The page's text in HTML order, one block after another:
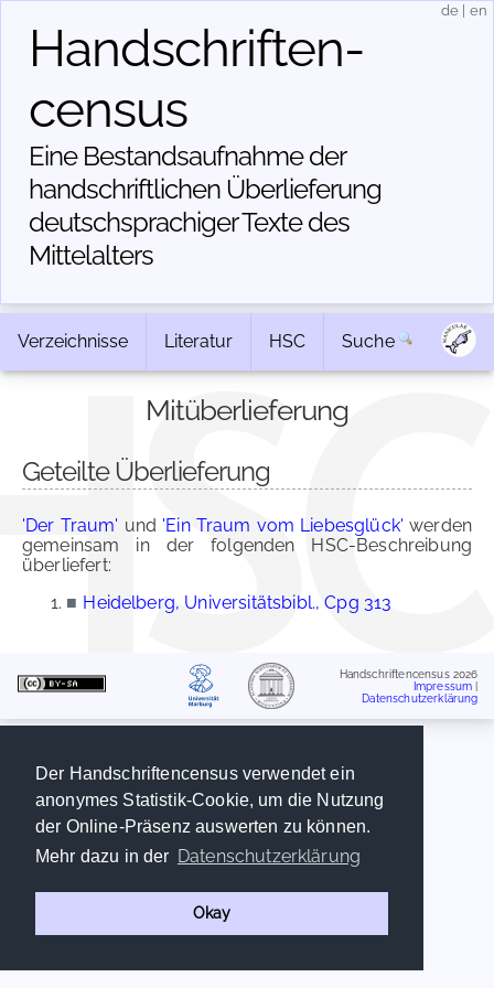
Der Handschriftencensus verwendet ein
anonymes Statistik-Cookie, um die Nutzung
der Online-Präsenz auswerten zu können.
Mehr dazu in der Datenschutzerklärung
Okay
Handschriften­
census
Eine Bestandsaufnahme der
handschriftlichen Über­lieferung
deutschsprachiger Texte des
Mittelalters
de en
Verzeichnisse Literatur HSC Suche
Mitüberlieferung
Geteilte Überlieferung
'Der Traum' und 'Ein Traum vom Liebesglück' werden
gemeinsam in der folgenden HSC-Beschreibung
überliefert:
■ Heidelberg, Universitätsbibl., Cpg 313
Handschriftencensus 2026
Impressum
Datenschutzerklärung